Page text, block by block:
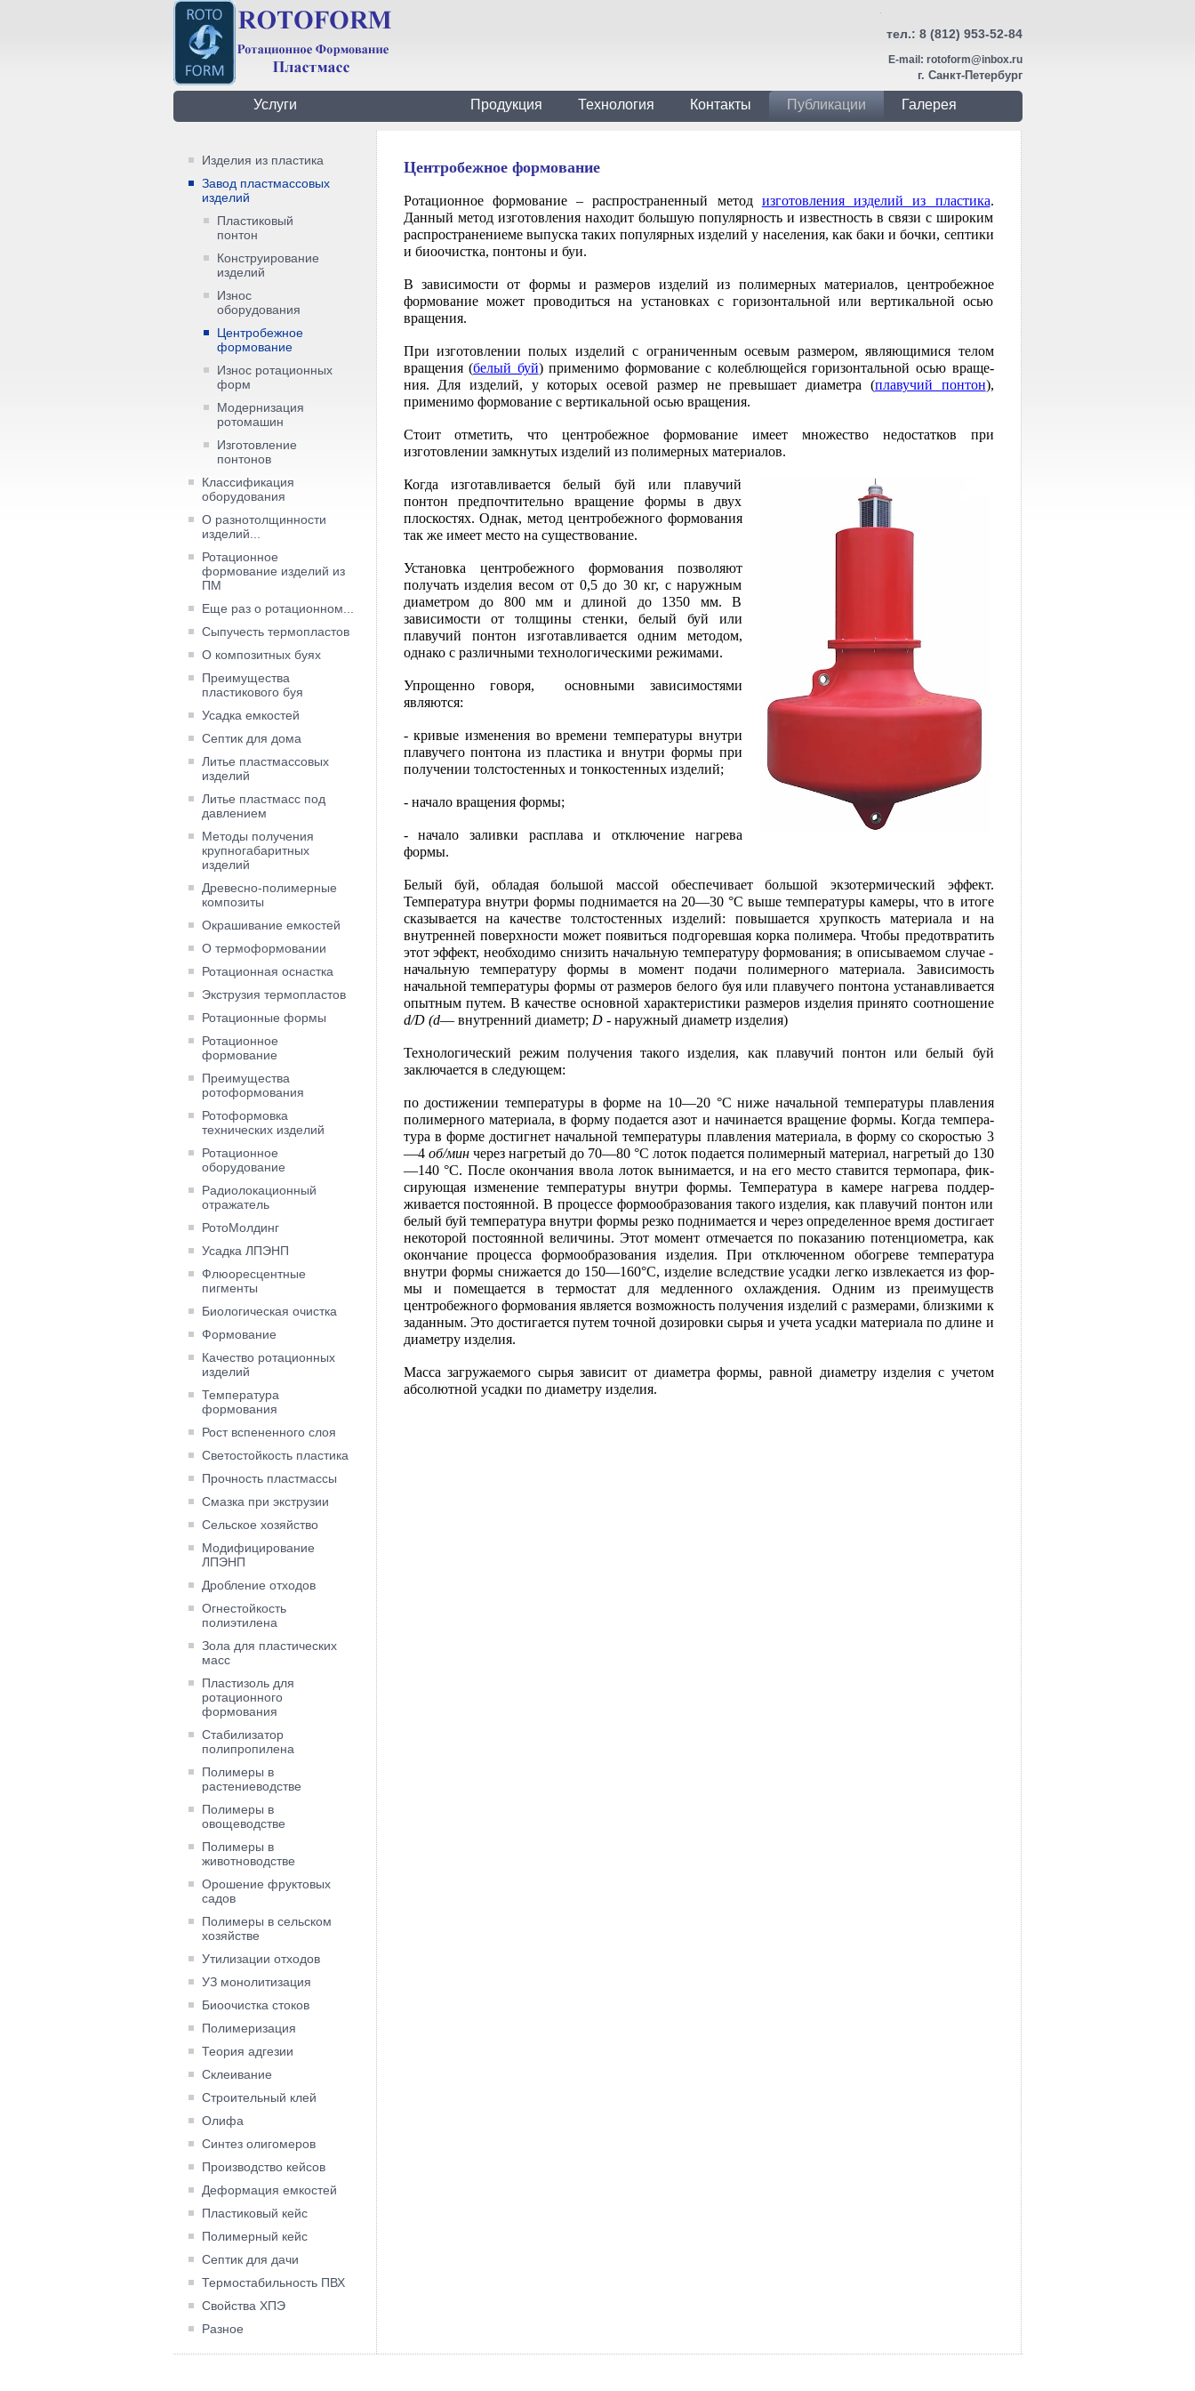
тел.: 8 (812) 953-52-84
E-mail: rotoform@inbox.ru
г. Санкт-Петербург
Услуги Продукция Технология Контакты Публикации Галерея
Изделия из пластика
Завод пластмассовых
изделий
Пластиковый
понтон
Конструирование
изделий
Износ
оборудования
Центробежное
формование
Износ ротационных
форм
Модернизация
ротомашин
Изготовление
понтонов
Классификация
оборудования
О разнотолщинности
изделий...
Ротационное
формование изделий из
ПМ
Еще раз о ротационном...
Сыпучесть термопластов
О композитных буях
Преимущества
пластикового буя
Усадка емкостей
Септик для дома
Литье пластмассовых
изделий
Литье пластмасс под
давлением
Методы получения
крупногабаритных
изделий
Древесно-полимерные
композиты
Окрашивание емкостей
О термоформовании
Ротационная оснастка
Экструзия термопластов
Ротационные формы
Ротационное
формование
Преимущества
ротоформования
Ротоформовка
технических изделий
Ротационное
оборудование
Радиолокационный
отражатель
РотоМолдинг
Усадка ЛПЭНП
Флюоресцентные
пигменты
Биологическая очистка
Формование
Качество ротационных
изделий
Температура
формования
Рост вспененного слоя
Светостойкость пластика
Прочность пластмассы
Смазка при экструзии
Сельское хозяйство
Модифицирование
ЛПЭНП
Дробление отходов
Огнестойкость
полиэтилена
Зола для пластических
масс
Пластизоль для
ротационного
формования
Cтабилизатор
полипропилена
Полимеры в
растениеводстве
Полимеры в
овощеводстве
Полимеры в
животноводстве
Орошение фруктовых
садов
Полимеры в сельском
хозяйстве
Утилизации отходов
УЗ монолитизация
Биоочистка стоков
Полимеризация
Теория адгезии
Склеивание
Строительный клей
Олифа
Синтез олигомеров
Производство кейсов
Деформация емкостей
Пластиковый кейс
Полимерный кейс
Септик для дачи
Термостабильность ПВХ
Свойства ХПЭ
Разное
Центробежное формование
Ротационное формование – распространенный метод изготовления изделий из пластика.
Данный метод изготовления находит большую популярность и известность в связи с широким
распространениеме выпуска таких популярных изделий у населения, как баки и бочки, септики
и биоочистка, понтоны и буи.
В зависимости от формы и размеров изделий из полимерных материалов, центробежное
формование может проводиться на уста­новках с горизонтальной или вертикальной осью
вращения.
При изготовлении полых изделий с ог­раниченным осевым размером, являющимися телом
вращения (белый буй) при­менимо формование с колеблющейся горизонтальной осью враще­
ния. Для изделий, у которых осевой размер не превышает диаметра (плавучий понтон),
применимо формование с вертикальной осью вращения.
Стоит отметить, что центробежное формование имеет множество недостатков при
изготовлении замкнутых изделий из полимерных материалов.
Когда изготавливается белый буй или плавучий
понтон предпочтительно вращение формы в двух
плоскостях. Однак, метод центробежного формования
так же имеет место на существование.
Установка центробежного формования позволяют
получать изделия весом от 0,5 до 30 кг, с наружным
диаметром до 800 мм и длиной до 1350 мм. В
зависимости от толщины стенки, белый буй или
плавучий понтон изготавливается одним методом,
однако с различными технологическими режимами.
Упрощенно говоря, основными зависимостями
являются:
- кривые изменения во времени температуры внутри
плавучего понтона из пластика и внутри формы при
получении толстостенных и тонкостен­ных изделий;
- начало вращения формы;
- начало заливки расплава и отключение нагрева
формы.
Белый буй, обладая большой массой обеспечивает большой экзотермический эффект.
Температура внутри фор­мы поднимается на 20—30 °С выше температуры камеры, что в итоге
сказывается на качестве толсто­стенных изделий: повышается хрупкость материала и на
внутренней поверхности может появиться подгоревшая корка полимера. Чтобы предотвратить
этот эффект, необходимо снизить начальную температуру формования; в описываемом случае -
начальную температуру формы в момент подачи полимерного материала. Зависимость
начальной температуры формы от размеров белого буя или плавучего понтона устанавливается
опытным путем. В ка­честве основной характеристики размеров изделия принято соотношение
d/D(d— внутренний диаметр; D- наружный диаметр изделия)
Технологический режим получения такого изделия, как плавучий понтон или белый буй
заключается в следующем:
по достижении темпе­ратуры в форме на 10—20 °С ниже начальной тем­пературы плавления
полимерного материала, в форму подается азот и начинается вращение формы. Когда темпера­
тура в форме достигнет начальной температуры плавления материала, в форму со скоростью 3
—4 об/минче­рез нагретый до 70—80 °С лоток подается полимерный материал, нагретый до 130
—140 °С. После окончания ввола лоток вы­нимается, и на его место ставится термопара, фик­
сирующая изменение температуры внутри формы. Температура в камере нагрева поддер­
живается постоянной. В процессе формообразования такого изделия, как плавучий понтон или
белый буй температура внутри формы резко поднимается и че­рез определенное время достигает
некоторой постоянной величины. Этот момент отмечается по пока­занию потенциометра, как
окончание процесса формообразования изделия. При отключенном обогреве темпера­тура
внутри формы снижается до 150—160°С, из­делие вследствие усадки легко извлекается из фор­
мы и помещается в термостат для медленного ох­лаждения. Одним из преимуществ
центробежного формования является возможность получения изде­лий с размерами, близкими к
заданным. Это дости­гается путем точной дозировки сырья и учета усад­ки материала по длине и
диаметру изделия.
Масса загружаемого сырья зависит от диаметра формы
равной диамет­ру изделия с учетом
абсолютной усадки по диаметру изделия.